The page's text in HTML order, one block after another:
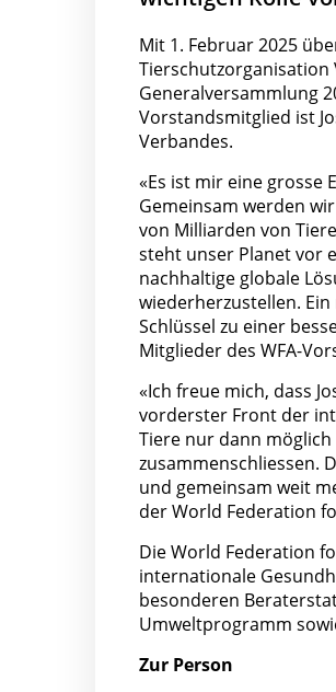
Mit 1. Februar 2025
Tierschutzorganisation
Generalversammlung
Vorstandsmitglied ist
Verbandes.
«Es ist mir eine grosse
Gemeinsam werden
von Milliarden von
steht unser Planet vor
nachhaltige globale
wiederherzustellen.
Schlüssel zu einer
Mitglieder des WFA-
«Ich freue mich, dass
vorderster Front der
Tiere nur dann
zusammenschliessen.
und gemeinsam weit
der World Federation
Die World Federation
internationale
besonderen
Umweltprogramm
Zur Person